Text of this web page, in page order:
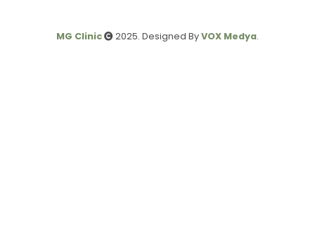
MG Clinic 2025. Designed ByVOX Medya.